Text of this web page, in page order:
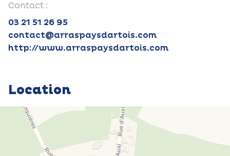
Contact :
03 21 51 26 95
contact@arraspaysdartois.com
http://www.arraspaysdartois.com
Location